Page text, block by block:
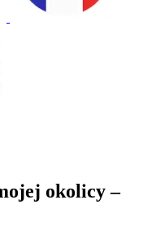
okolicy –